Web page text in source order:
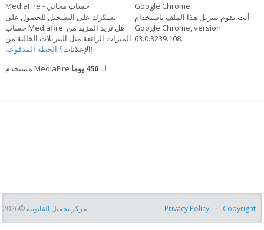
MediaFire - حساب مجاني
نشكرك على التسجيل للحصول على
حساب Mediafire. هل تريد المزيد من
الميزات الرائعة مثل التنزيلات الخالية من
الإعلانات؟الخطة المدفوعة!
مستخدم MediaFire لـ:450 يوما
Google Chrome
أنت تقوم بتنزيل هذا الملف باستخدام
Google Chrome, version
63.0.3239.108.
مركز تحميل القانونية ©2026 Privacy Policy Copyright